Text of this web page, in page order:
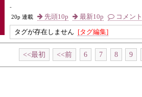
-
20p 連載
先頭10p 最新10p コメント
タグが存在しません [タグ編集]
<<最初 <<前 6 7 8 9